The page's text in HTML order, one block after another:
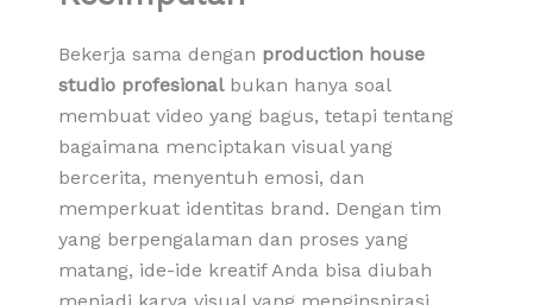
Bekerja sama dengan production house
studio profesionalbukan hanya soal
membuat video yang bagus, tetapi tentang
bagaimana menciptakan visual yang
bercerita, menyentuh emosi, dan
memperkuat identitas brand. Dengan tim
yang berpengalaman dan proses yang
matang, ide-ide kreatif Anda bisa diubah
menjadi karya visual yang menginspirasi.